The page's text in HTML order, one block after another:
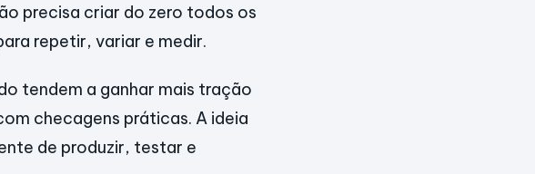
precisa criar do zero todos os
repetir, variar e medir.
tendem a ganhar mais tração
checagens práticas. A ideia
de produzir, testar e